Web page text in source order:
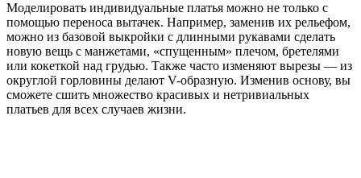
Моделировать индивидуальные платья можно не только с
помощью переноса вытачек. Например, заменив их рельефом,
можно из базовой выкройки с длинными рукавами сделать
новую вещь с манжетами, «спущенным» плечом, бретелями
или кокеткой над грудью. Также часто изменяют вырезы — из
округлой горловины делают V-образную. Изменив основу, вы
сможете сшить множество красивых и нетривиальных
платьев для всех случаев жизни.